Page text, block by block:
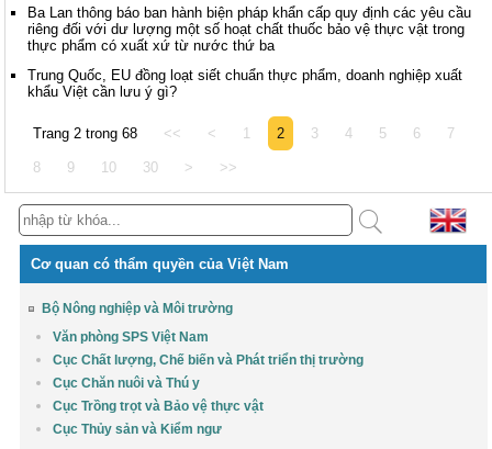
Ba Lan thông báo ban hành biện pháp khẩn cấp quy định các yêu cầu
riêng đối với dư lượng một số hoạt chất thuốc bảo vệ thực vật trong
thực phẩm có xuất xứ từ nước thứ ba
Trung Quốc, EU đồng loạt siết chuẩn thực phẩm, doanh nghiệp xuất
khẩu Việt cần lưu ý gì?
Trang 2 trong 68 << < 1 2 3 4 5 6 7
8 9 10 30 > >>
Cơ quan có thẩm quyền của Việt Nam
Bộ Nông nghiệp và Môi trường
Văn phòng SPS Việt Nam
Cục Chất lượng, Chế biến và Phát triển thị trường
Cục Chăn nuôi và Thú y
Cục Trồng trọt và Bảo vệ thực vật
Cục Thủy sản và Kiểm ngư